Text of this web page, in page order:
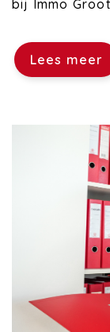
bij Immo
Lees meer